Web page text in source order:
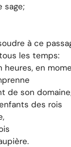
sage;
à ce
les temps:
heures, en
de son
des rois